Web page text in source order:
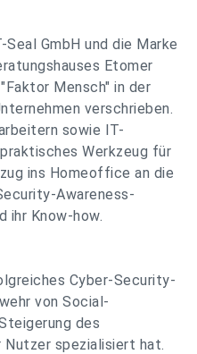
GmbH und die Marke
Etomer
Mensch" in der
verschrieben.
sowie IT-
Werkzeug für
ins Homeoffice an die
Awareness-
ihr Know-how.
Cyber-Security-
von Social-
des
spezialisiert hat.